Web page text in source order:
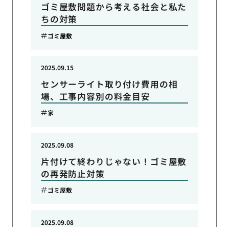
ゴミ屋敷問題から考える社会と私た
ちの対策
ゴミ屋敷
センサーライト取り付け費用の相
場、工事内容別の料金目安
2025.09.15
家
片付けて終わりじゃない！ゴミ屋敷
の再発防止対策
2025.09.08
ゴミ屋敷
2025.09.08